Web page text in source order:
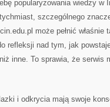
popularyzowania wiedzy w
szczególnego
może pełnić
refleksji nad tym, jak
inne. To sprawia, że serwis
i odkrycia mają swoje